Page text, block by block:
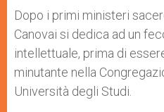
Dopo i primi ministeri
Canovai si dedica ad un
intellettuale, prima di
minutante nella
Università degli Studi.